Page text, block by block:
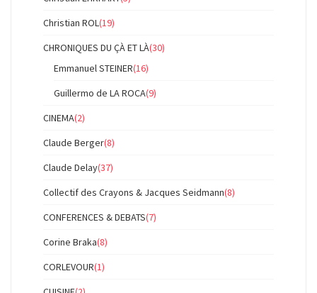
Christian ROL(19)
CHRONIQUES DU ÇÀ ET LÀ(30)
Emmanuel STEINER(16)
Guillermo de LA ROCA(9)
CINEMA(2)
Claude Berger(8)
Claude Delay(37)
Collectif des Crayons & Jacques Seidmann(8)
CONFERENCES & DEBATS(7)
Corine Braka(8)
CORLEVOUR(1)